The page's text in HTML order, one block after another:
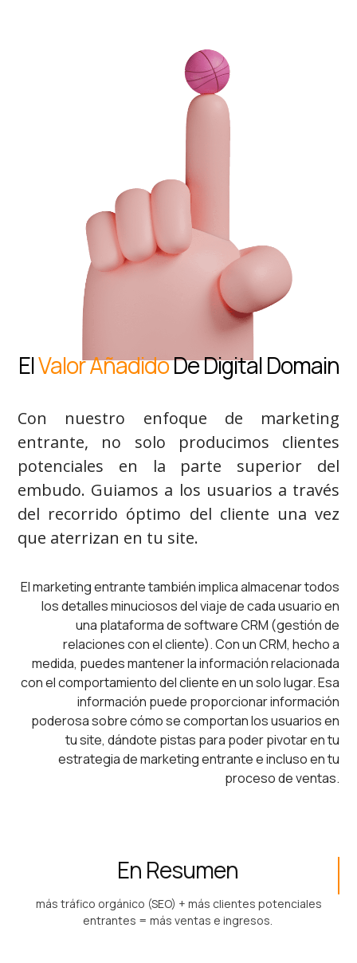
ElValor AñadidoDe Digital Domain
Con nuestro enfoque de marketing
entrante, no solo producimos clientes
potenciales en la parte superior del
embudo. Guiamos a los usuarios a través
del recorrido óptimo del cliente una vez
que aterrizan en tu site.
El marketing entrante también implica almacenar todos
los detalles minuciosos del viaje de cada usuario en
una plataforma de software CRM (gestión de
relaciones con el cliente). Con un CRM, hecho a
medida, puedes mantener la información relacionada
con el comportamiento del cliente en un solo lugar. Esa
información puede proporcionar información
poderosa sobre cómo se comportan los usuarios en
tu site, dándote pistas para poder pivotar en tu
estrategia de marketing entrante e incluso en tu
proceso de ventas.
En Resumen
más tráfico orgánico (SEO) + más clientes potenciales
entrantes = más ventas e ingresos.